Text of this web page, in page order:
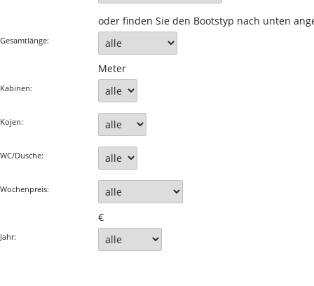
oder finden Sie den Bootstyp nach unten
Gesamtlänge:
Meter
Kabinen:
Kojen:
WC/Dusche:
Wochenpreis:
€
Jahr: